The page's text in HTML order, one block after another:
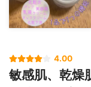
4.00
敏感肌、乾燥